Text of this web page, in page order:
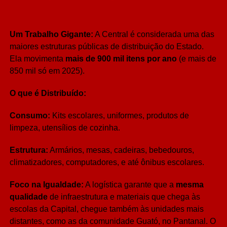
Um Trabalho Gigante: A Central é considerada uma das
maiores estruturas públicas de distribuição do Estado.
Ela movimenta mais de 900 mil itens por ano(e mais de
850 mil só em 2025).
O que é Distribuído:
Consumo: Kits escolares, uniformes, produtos de
limpeza, utensílios de cozinha.
Estrutura: Armários, mesas, cadeiras, bebedouros,
climatizadores, computadores, e até ônibus escolares.
Foco na Igualdade: A logística garante que a mesma
qualidadede infraestrutura e materiais que chega às
escolas da Capital, chegue também às unidades mais
distantes, como as da comunidade Guató, no Pantanal. O